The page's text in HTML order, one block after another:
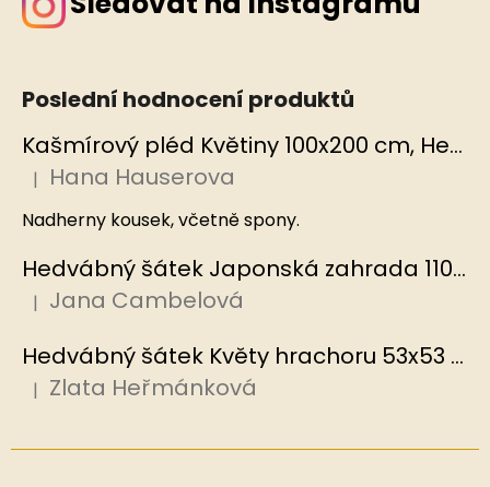
Poslední hodnocení produktů
Kašmírový pléd Květiny 100x200 cm, Hedvábný svět
Hodnocení produktu je 5 z 5 hvězdiček.
| Hana Hauserova
Nadherny kousek, včetně spony.
Hedvábný šátek Japonská zahrada 110x110 cm v dárkovém balení, HEDVÁBNÝ SVĚT
Hodnocení produktu je 5 z 5 hvězdiček.
| Jana Cambelová
Hedvábný šátek Květy hrachoru 53x53 cm v dárkovém balení, HEDVÁBNÝ SVĚT
Hodnocení produktu je 5 z 5 hvězdiček.
| Zlata Heřmánková